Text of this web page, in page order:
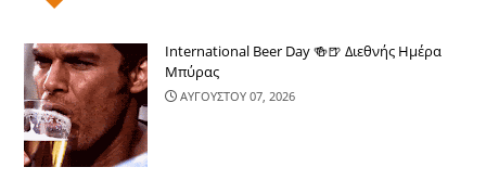
International Beer Day 🍻🍺 Διεθνής Ημέρα
Μπύρας
ΑΥΓΟΥΣΤΟΥ 07, 2026